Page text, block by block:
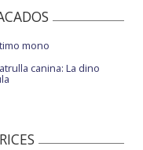
mono
canina: La dino